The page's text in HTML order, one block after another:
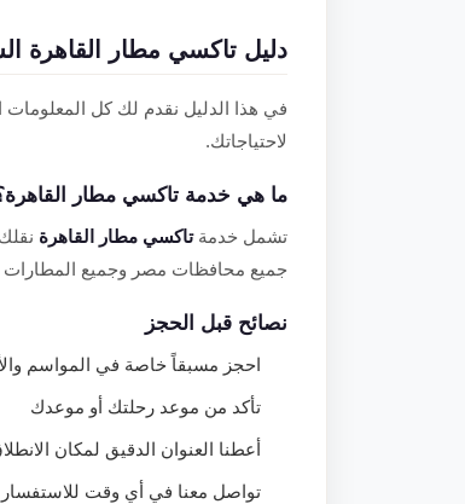
دليل تاكسي مطار القاهرة
في هذا الدليل نقدم لك كل المعلومات
لاحتياجاتك.
ما هي خدمة تاكسي مطار
تشمل خدمةتاكسي مطار القاهرة
جميع محافظات مصر وجميع المطارات
نصائح قبل الحجز
احجز مسبقاً خاصة في المواسم
تأكد من موعد رحلتك أو موعدك
أعطنا العنوان الدقيق لمكان
تواصل معنا في أي وقت للاستفسار